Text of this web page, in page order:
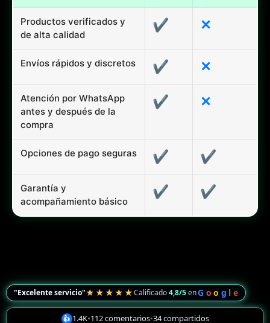
Productos verificados y
de alta calidad
✔ ✕
Envíos rápidos y discretos ✔ ✕
Atención por WhatsApp
antes y después de la
compra
✔ ✕
Opciones de pago seguras ✔ ✔
Garantía y
acompañamiento básico
✔ ✔
"Excelente servicio"★★★★★Calificado4,8/5enG o o g l e
👍 1.4K•112 comentarios•34 compartidos